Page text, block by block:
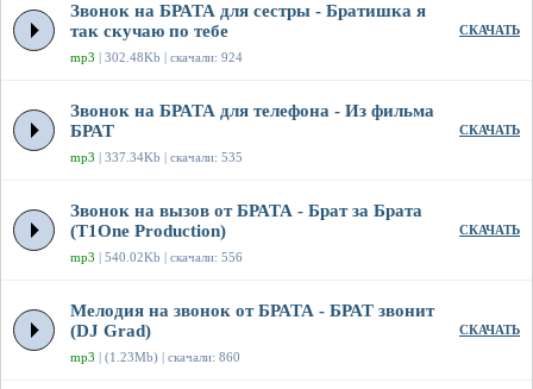
Звонок на БРАТА для сестры - Братишка я
так скучаю по тебе
mp3 | 302.48Kb | скачали: 924
СКАЧАТЬ
Звонок на БРАТА для телефона - Из фильма
БРАТ
mp3 | 337.34Kb | скачали: 535
СКАЧАТЬ
Звонок на вызов от БРАТА - Брат за Брата
(T1One Production)
mp3 | 540.02Kb | скачали: 556
СКАЧАТЬ
Мелодия на звонок от БРАТА - БРАТ звонит
(DJ Grad)
mp3 | (1.23Mb) | скачали: 860
СКАЧАТЬ